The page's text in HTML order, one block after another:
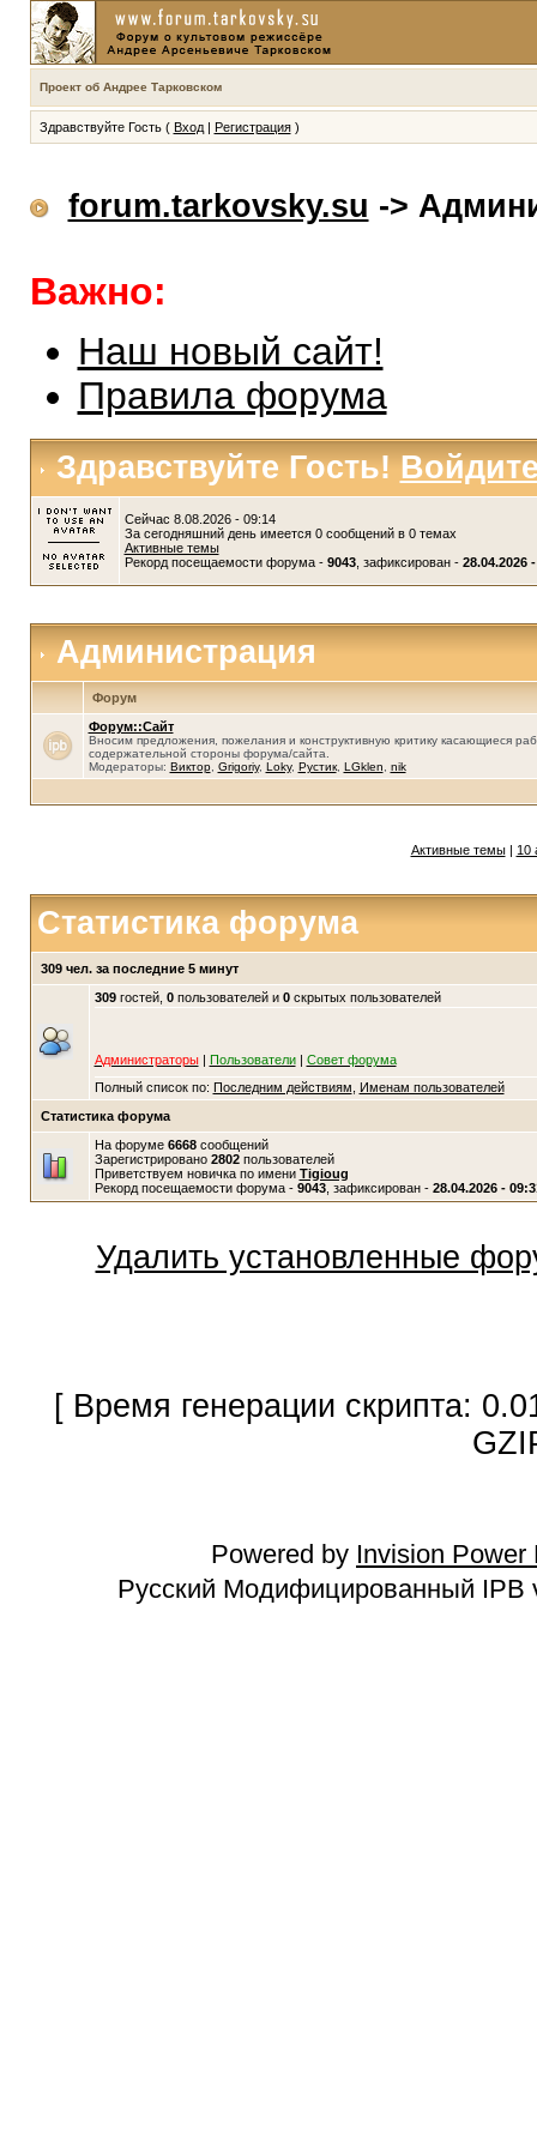
Проект об Андрее Тарковском
Здравствуйте Гость ( Вход| Регистрация)
forum.tarkovsky.su ->
Важно:
Наш новый сайт!
Правила форума
Здравствуйте Гость!
Сейчас 8.08.2026 - 09:14
За сегодняшний день имеется 0 сообщений в 0 темах
Активные темы
Рекорд посещаемости форума - 9043, зафиксирован - 28.04.2026
Администрация
Форум
Форум::Сайт
Вносим предложения, пожелания и конструктивную критику касающиеся
содержательной стороны форума/сайта.
Модераторы: Виктор, Grigoriy, Loky, Рустик, LGklen nik
Активные темы| 10
Статистика форума
309 чел. за последние 5 минут
309гостей, 0пользователей и 0скрытых пользователей
Администраторы| Пользователи| Совет форума
Полный список по: Последним действиям
Именам пользователей
Статистика форума
На форуме 6668сообщений
Зарегистрировано 2802пользователей
Приветствуем новичка по имени Tigioug
Рекорд посещаемости форума - 9043, зафиксирован - 28.04.2026 -
Удалить установленные
[ Время генерации скрипта:
Powered by Invision Power
Русский Модифицированный IPB